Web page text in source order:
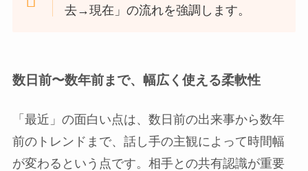
去→現在」の流れを強調します。
数日前〜数年前まで、幅広く使える柔軟性
「最近」の面白い点は、数日前の出来事から数年
前のトレンドまで、話し手の主観によって時間幅
が変わるという点です。相手との共有認識が重要